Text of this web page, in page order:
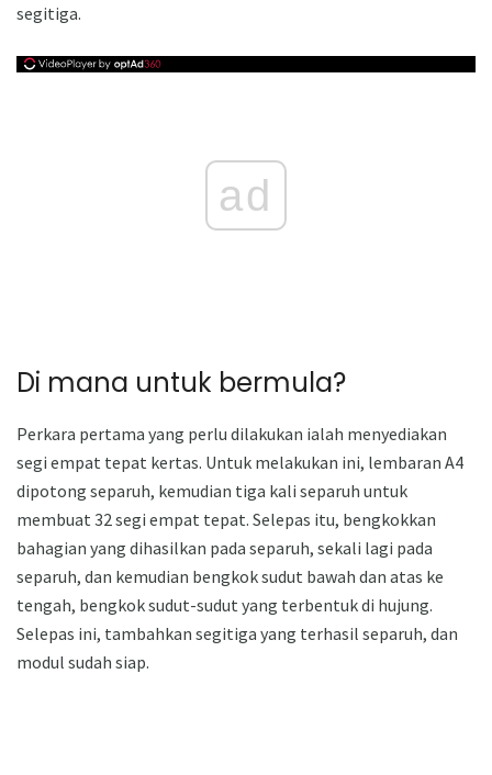
segitiga.
ad
Di mana untuk bermula?
Perkara pertama yang perlu dilakukan ialah menyediakan
segi empat tepat kertas. Untuk melakukan ini, lembaran A4
dipotong separuh, kemudian tiga kali separuh untuk
membuat 32 segi empat tepat. Selepas itu, bengkokkan
bahagian yang dihasilkan pada separuh, sekali lagi pada
separuh, dan kemudian bengkok sudut bawah dan atas ke
tengah, bengkok sudut-sudut yang terbentuk di hujung.
Selepas ini, tambahkan segitiga yang terhasil separuh, dan
modul sudah siap.